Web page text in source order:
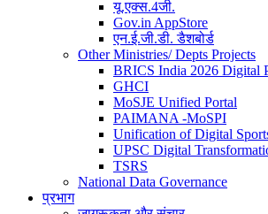
यू.एक्स.4जी.
Gov.in AppStore
एन.ई.जी.डी. डैशबोर्ड
Other Ministries/ Depts Projects
BRICS India 2026 Digital
GHCI
MoSJE Unified Portal
PAIMANA -MoSPI
Unification of Digital
UPSC Digital
TSRS
National Data Governance
प्रभाग